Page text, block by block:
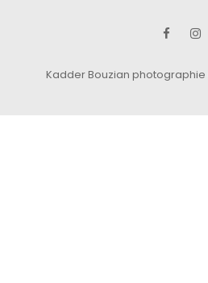
Kadder Bouzian photographie